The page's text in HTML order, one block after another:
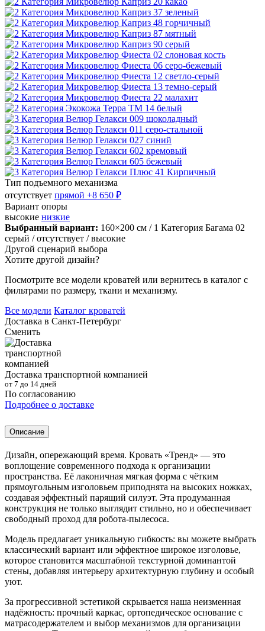
Тип подъемного механизма
отсутствует прямой +8 650 ₽
Вариант опоры
высокие низкие
Выбранный вариант: 160×200 см / 1 Категория Багама 02
серый / отсутствует / высокие
Другой сценарий выбора
Хотите другой дизайн?
Посмотрите все модели кроватей или вернитесь в каталог с
фильтрами по размеру, ткани и механизму.
Все модели Каталог кроватей
Доставка в Санкт-Петербург
Сменить
Доставка транспортной компанией
от 7 до 14 дней
По согласованию
Подробнее о доставке
Описание
Дизайн, опережающий время. Кровать «Тренд» — это
воплощение современного подхода к организации
пространства. Её лаконичная мягкая форма с чётким
прямоугольным изголовьем приподнята на высоких ножках,
создавая эффектный парящий силуэт. Эта продуманная
конструкция не только выглядит стильно, но и обеспечивает
свободный проход для робота-пылесоса.
Модель предлагает уникальную гибкость: вы можете выбрать
классический вариант или эффектное широкое изголовье,
которое становится масштабной текстурной доминантой
стены, добавляя интерьеру архитектурную глубину и особый
уют.
За прогрессивной эстетикой скрывается наша неизменная
надёжность: прочный каркас, ортопедическое основание с
матрасодержателем и выбор механизмов для организации